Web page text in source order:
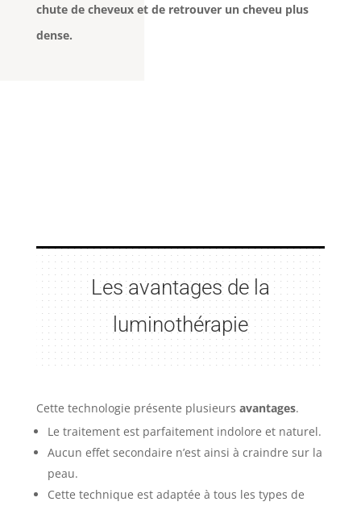
chute de cheveux et de retrouver un cheveu plus
dense.
Les avantages de la
luminothérapie
Cette technologie présente plusieurs avantages.
Le traitement est parfaitement indolore et naturel.
Aucun effet secondaire n’est ainsi à craindre sur la
peau.
Cette technique est adaptée à tous les types de